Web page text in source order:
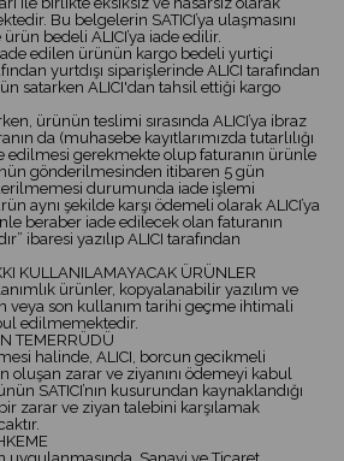
Bu belgelerin SATICI’ya ulaşmasını
bedeli ALICI’ya iade edilir.
edilen ürünün kargo bedeli yurtiçi
yurtdışı siparişlerinde ALICI tarafından
satarken ALICI'dan tahsil ettiği kargo
ürünün teslimi sırasında ALICI’ya ibraz
da (muhasebe kayıtlarımızda tutarlılığı
edilmesi gerekmekte olup faturanın ürünle
gönderilmesinden itibaren 5 gün
durumunda iade işlemi
aynı şekilde karşı ödemeli olarak ALICI’ya
beraber iade edilecek olan faturanın
ibaresi yazılıp ALICI tarafından
KULLANILAMAYACAK ÜRÜNLER
ürünler, kopyalanabilir yazılım ve
veya son kullanım tarihi geçme ihtimali
edilmemektedir.
TEMERRÜDÜ
halinde, ALICI, borcun gecikmeli
oluşan zarar ve ziyanını ödemeyi kabul
SATICI’nın kusurundan kaynaklandığı
zarar ve ziyan talebini karşılamak